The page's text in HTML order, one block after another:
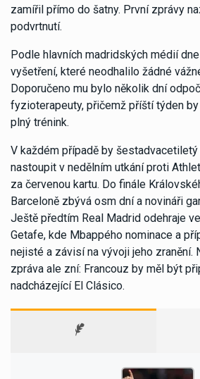
zamířil přímo do šatny. První zprávy
podvrtnutí.
Podle hlavních madridských médií
vyšetření, které neodhalilo žádné
Doporučeno mu bylo několik dní
fyzioterapeuty, přičemž příští týden
plný trénink.
V každém případě by šestadvacetiletý
nastoupit v nedělním utkání proti
za červenou kartu. Do finále
Barceloně zbývá osm dní a novináři
Ještě předtím Real Madrid odehraje
Getafe, kde Mbappého nominace a
nejisté a závisí na vývoji jeho zranění.
zpráva ale zní: Francouz by měl být
nadcházející El Clásico.